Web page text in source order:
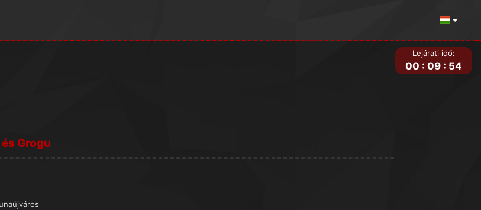
Lejárati idő:
00 : 09 : 54
Grogu